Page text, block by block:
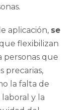
aplicación, se
flexibilizan
personas que
precarias,
la falta de
y la